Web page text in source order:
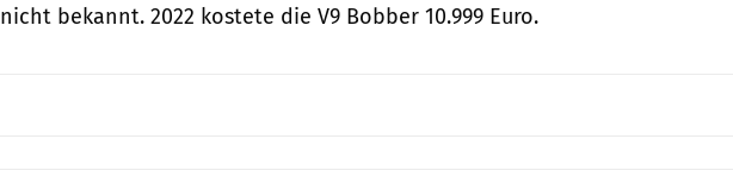
nicht bekannt. 2022 kostete die V9 Bobber 10.999 Euro.